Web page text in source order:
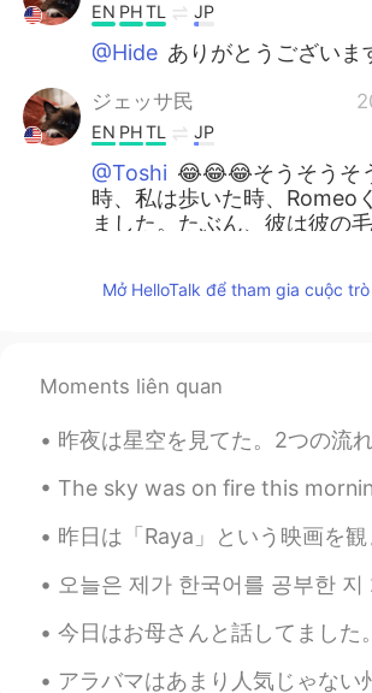
EN PHTL JP
@Hide ありがとうございま
ジェッサ民
EN PHTL JP
@Toshi 😂😂😂そうそうそ
時、私は歩いた時、Romeo
ました。たぶん、彼は彼の
ジェッサ民
ございます！ 辞書で「Polar
JP EN
足は寒くなかった?!かわいい
Ely Taka
極渦のせいで今細雪が降っ
Mở HelloTalk để tham gia cuộc
Moments liên quan
昨夜は星空を見てた。2つの流れ星を見ました！超早かったから望みをできなかった。 太陽は星ですね。十億の星があるから、地球みたいな世界がいくつあるの
The sky was on fire this morning.. During my vacation in Korea I learned
昨日は「Raya」という映画を観ました。映画の設定は東南アジアで、色々な東南アジアに関係があるものを見た時嬉しかった。 ラヤ
오늘은 제가 한국어를 공부한 지 2년 9개월이 되는 날입니다. Today marks my 2 year and 9th month
今日はお母さんと話してました。彼らの住んでる街のコロナの事態はもっと悪くなってるから外にあまり出られない。今年はお母さんはここに行きたがってるけど
アラバマはあまり人気じゃない州で、誰かは私に「アラバマにはなにがありますか？」を聞いる時、いつも「あまりがない」を答えてます。それは嘘です。実は